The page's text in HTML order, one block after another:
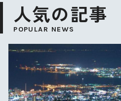
人気の記事
POPULAR NEWS